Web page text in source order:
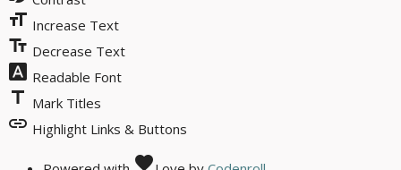
format_size Increase Text
text_fields Decrease Text
font_download Readable Font
title Mark Titles
link Highlight Links & Buttons
favorite